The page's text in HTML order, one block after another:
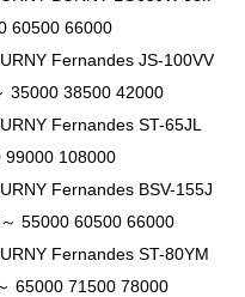
60500 66000
Fernandes JS-100VV
35000 38500 42000
Fernandes ST-65JL
99000 108000
Fernandes BSV-155J
55000 60500 66000
Fernandes ST-80YM
65000 71500 78000